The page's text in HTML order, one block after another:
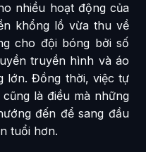
nhiều hoạt động của
khổng lồ vừa thu về
cho đội bóng bởi số
truyền hình và áo
lớn. Đồng thời, việc tự
là điều mà những
đến để sang đầu
tuổi hơn.